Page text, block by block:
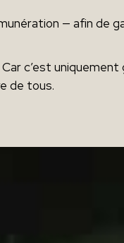
— afin de
c’est uniquement
de tous.